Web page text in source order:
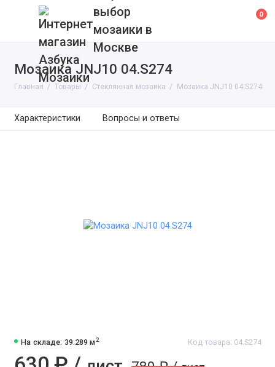
выбор
мозаики в
Москве
0
Мозаика JNJ10 04.S274
Главная Товары Cтеклянная мозаика Мозаика JNJ10 04.S274
Характеристики Вопросы и ответы
На складе: 39.289 м2 Код товара: 04.S274